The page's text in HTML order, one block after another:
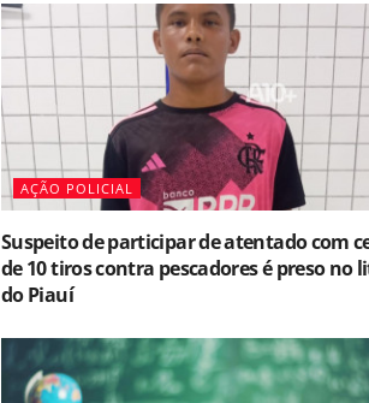
AÇÃO POLICIAL
Suspeito de participar de atentado com
de 10 tiros contra pescadores é preso no
do Piauí